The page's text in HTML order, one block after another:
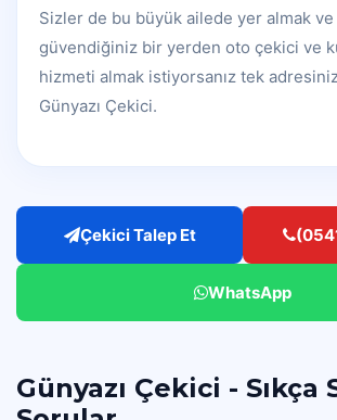
Sizler de bu büyük ailede yer almak ve
güvendiğiniz bir yerden oto çekici ve
hizmeti almak istiyorsanız tek
Günyazı Çekici.
Çekici Talep Et
WhatsApp
Günyazı Çekici - Sıkça